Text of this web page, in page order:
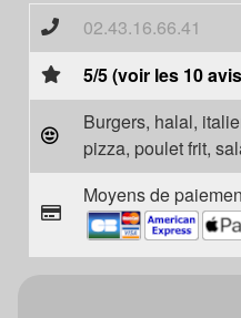
02.43.16.66.41
5/5 (voir les 10
Burgers, halal,
pizza, poulet frit,
Moyens de